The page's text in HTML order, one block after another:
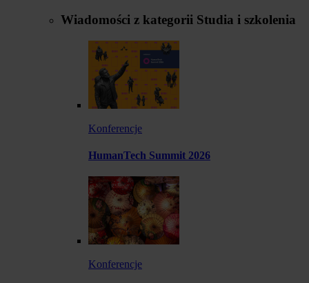
Wiadomości z kategorii Studia i szkolenia
Konferencje
HumanTech Summit 2026
Konferencje